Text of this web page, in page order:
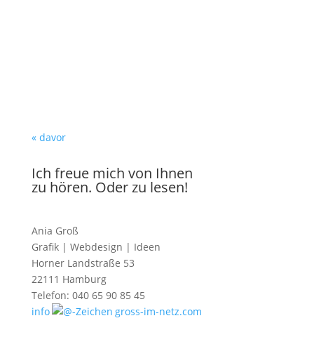
« davor
Ich freue mich von Ihnen
zu hören. Oder zu lesen!
Ania Groß
Grafik | Webdesign | Ideen
Horner Landstraße 53
22111 Hamburg
Telefon: 040 65 90 85 45
info
gross-im-netz.com